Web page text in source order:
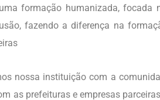
formação humanizada, focada
fazendo a diferença na
nossa instituição com a
as prefeituras e empresas